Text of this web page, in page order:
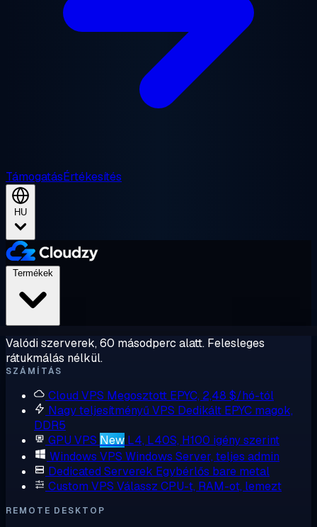
TámogatásÉrtékesítés
HU
Valódi szerverek, 60 másodperc alatt. Felesleges
rátukmálás nélkül.
SZÁMÍTÁS
Cloud VPS Megosztott EPYC, 2,48 $/hó-tól
Nagy teljesítményű VPS Dedikált EPYC magok,
DDR5
GPU VPS New L4, L40S, H100 igény szerint
Windows VPS Windows Server, teljes admin
Dedicated Serverek Egybérlős bare metal
Custom VPS Válassz CPU-t, RAM-ot, lemezt
REMOTE DESKTOP